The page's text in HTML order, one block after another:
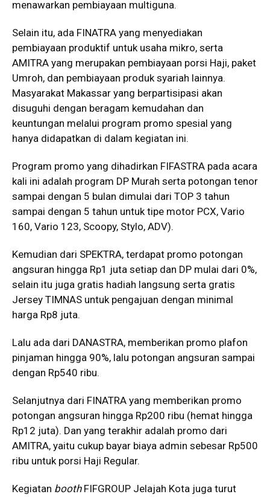
menawarkan pembiayaan multiguna.
Selain itu, ada FINATRA yang menyediakan
pembiayaan produktif untuk usaha mikro, serta
AMITRA yang merupakan pembiayaan porsi Haji, paket
Umroh, dan pembiayaan produk syariah lainnya.
Masyarakat Makassar yang berpartisipasi akan
disuguhi dengan beragam kemudahan dan
keuntungan melalui program promo spesial yang
hanya didapatkan di dalam kegiatan ini.
Program promo yang dihadirkan FIFASTRA pada acara
kali ini adalah program DP Murah serta potongan tenor
sampai dengan 5 bulan dimulai dari TOP 3 tahun
sampai dengan 5 tahun untuk tipe motor PCX, Vario
160, Vario 123, Scoopy, Stylo, ADV).
Kemudian dari SPEKTRA, terdapat promo potongan
angsuran hingga Rp1 juta setiap dan DP mulai dari 0%,
selain itu juga gratis hadiah langsung serta gratis
Jersey TIMNAS untuk pengajuan dengan minimal
harga Rp8 juta.
Lalu ada dari DANASTRA, memberikan promo plafon
pinjaman hingga 90%, lalu potongan angsuran sampai
dengan Rp540 ribu.
Selanjutnya dari FINATRA yang memberikan promo
potongan angsuran hingga Rp200 ribu (hemat hingga
Rp12 juta). Dan yang terakhir adalah promo dari
AMITRA, yaitu cukup bayar biaya admin sebesar Rp500
ribu untuk porsi Haji Regular.
Kegiatan booth FIFGROUP Jelajah Kota juga turut